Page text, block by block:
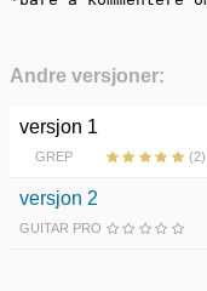
Andre versjoner:
versjon 1
GREP (2)
versjon 2
GUITAR PRO